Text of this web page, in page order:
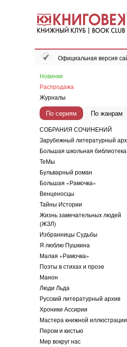
Официальная версия
Новинки
Распродажа
Журналы
По сериям По жанрам
СОБРАНИЯ СОЧИНЕНИЙ
Зарубежный литературный
Большая школьная библиотека
ТеМы
Бульварный роман
Большая «Рамочка»
Венценосцы
Тайны Истории
Жизнь замечательных людей
(ЖЗЛ)
Избранницы Судьбы
Я люблю Пушкина
Малая «Рамочка»
Поэты в стихах и прозе
Манон
Люди Льда
Русский литературный архив
Хроники Ассирии
Мастера книжной иллюстрации
Пером и кистью
Мир вокруг нас